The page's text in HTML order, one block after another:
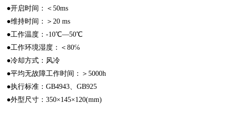
●开启时间：＜50ms
●维持时间：＞20 ms
●工作温度：-10℃—50℃
●工作环境湿度：＜80℅
●冷却方式：风冷
●平均无故障工作时间：＞5000h
●执行标准：GB4943、GB925
●外型尺寸：350×145×120(mm)